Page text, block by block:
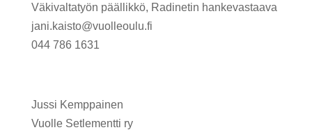
Väkivaltatyön päällikkö, Radinetin hankevastaava
jani.kaisto@vuolleoulu.fi
044 786 1631
Jussi Kemppainen
Vuolle Setlementti ry